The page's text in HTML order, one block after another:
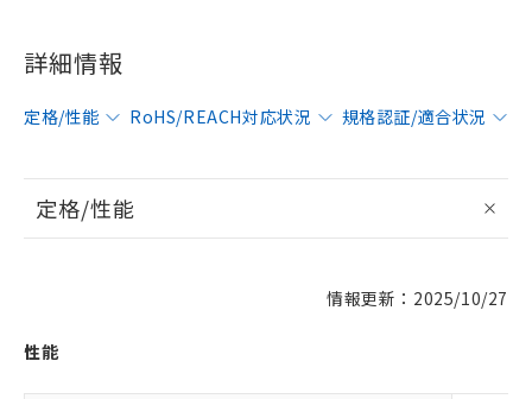
詳細情報
定格/性能 RoHS/REACH対応状況 規格認証/適合状況
定格/性能
情報更新：2025/10/27
性能